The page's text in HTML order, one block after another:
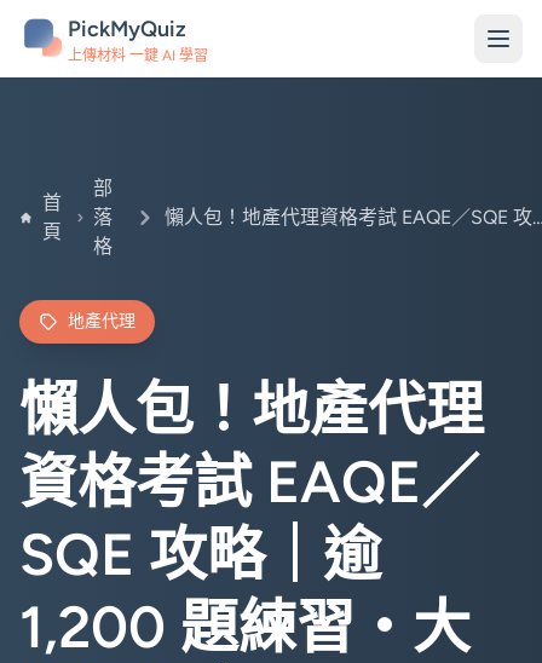
PickMyQuiz
上傳材料 一鍵 AI 學習
首
頁
部
落
格
懶人包！地產代理資格考試 EAQE／SQE
地產代理
懶人包！地產代理
資格考試 EAQE／
SQE 攻略｜逾
1,200 題練習・大